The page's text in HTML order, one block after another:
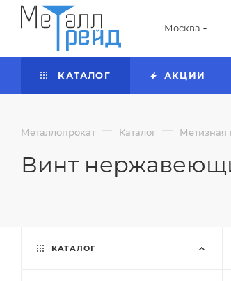
Москва
КАТАЛОГ АКЦИИ
Металлопрокат — Каталог — Метизная
Винт
КАТАЛОГ